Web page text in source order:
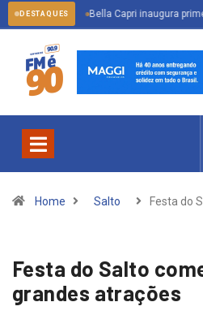
DESTAQUES
Bella Capri inaugura primeira franquia
Home Salto Festa do
Festa do Salto
grandes atrações